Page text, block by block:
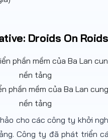
Droids On Roids
phần mềm của Ba Lan
nền tảng
cho các công ty khởi
Công ty đã phát triển